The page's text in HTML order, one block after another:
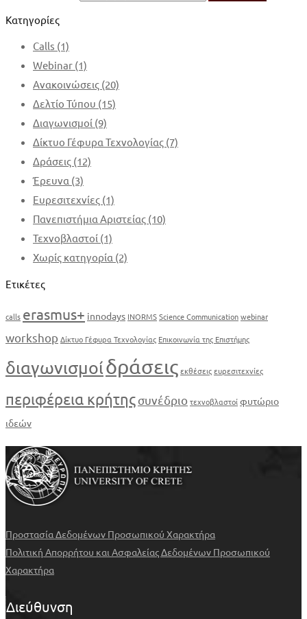
Κατηγορίες
Calls (1)
Webinar (1)
Ανακοινώσεις (20)
Δελτίο Τύπου (15)
Διαγωνισμοί (9)
Δίκτυο Γέφυρα Τεχνολογίας (7)
Δράσεις (12)
Έρευνα (3)
Ευρεσιτεχνίες (1)
Πανεπιστήμια Αριστείας (10)
Τεχνοβλαστοί (1)
Χωρίς κατηγορία (2)
Ετικέτες
calls erasmus+ innodays INORMSScience Communicationwebinar
workshop Δίκτυο Γέφυρα Τεχνολογίας Επικοινωνία της Επιστήμης
διαγωνισμοίδράσειςεκθέσειςευρεσιτεχνίες
περιφέρεια κρήτηςσυνέδριο τεχνοβλαστοίφυτώριο
ιδεών
Προστασία Δεδομένων Προσωπικού Χαρακτήρα
Πολιτική Απορρήτου και Ασφαλείας Δεδομένων Προσωπικού
Χαρακτήρα
Διεύθυνση